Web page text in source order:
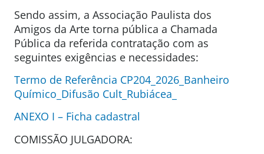
Sendo assim, a Associação Paulista dos
Amigos da Arte torna pública a Chamada
Pública da referida contratação com as
seguintes exigências e necessidades:
Termo de Referência CP204_2026_Banheiro
Químico_Difusão Cult_Rubiácea_
ANEXO I – Ficha cadastral
COMISSÃO JULGADORA: